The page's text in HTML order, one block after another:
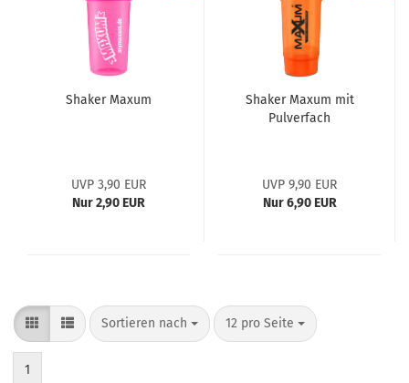
Shaker Maxum
UVP 3,90 EUR
Nur 2,90 EUR
Shaker Maxum mit
Pulverfach
UVP 9,90 EUR
Nur 6,90 EUR
Sortieren nach
Sortieren nach 12 pro Seite
pro Seite
1